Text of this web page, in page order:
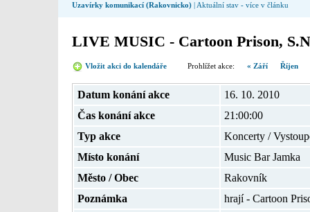
Uzavírky komunikací (Rakovnicko) | Aktuální stav - více v článku
LIVE MUSIC - Cartoon Prison,
Vložit akci do kalendáře Prohlížet akce: « Září Říjen
Datum konání akce
16. 10. 2010
Čas konání akce
21:00:00
Typ akce
Koncerty /
Místo konání
Music Bar Jamka
Město / Obec
Rakovník
Poznámka
hrají - Cartoon